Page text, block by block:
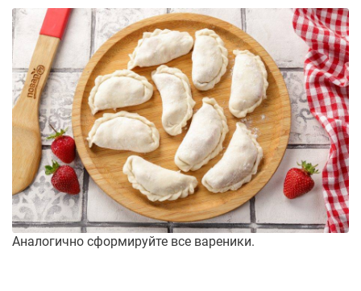
Аналогично сформируйте все вареники.